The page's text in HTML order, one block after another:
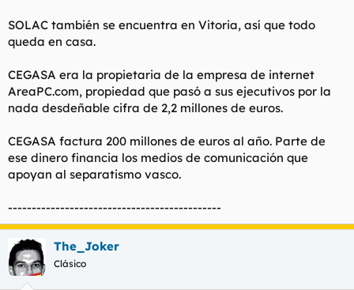
SOLAC también se encuentra en Vitoria, así que todo
queda en casa.
CEGASA era la propietaria de la empresa de internet
AreaPC.com, propiedad que pasó a sus ejecutivos por la
nada desdeñable cifra de 2,2 millones de euros.
CEGASA factura 200 millones de euros al año. Parte de
ese dinero financia los medios de comunicación que
apoyan al separatismo vasco.
---------------------------------------------
The_Joker
Clásico